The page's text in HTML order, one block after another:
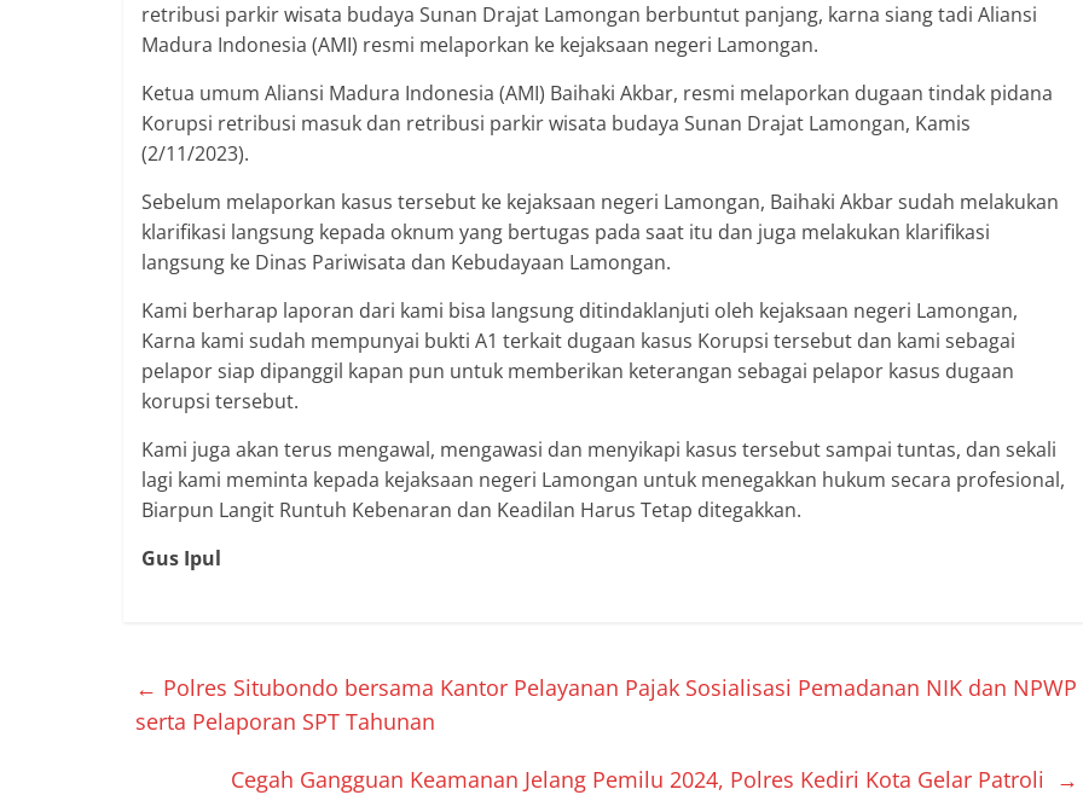
retribusi parkir wisata budaya Sunan Drajat Lamongan berbuntut panjang, karna siang tadi Aliansi
Madura Indonesia (AMI) resmi melaporkan ke kejaksaan negeri Lamongan.
Ketua umum Aliansi Madura Indonesia (AMI) Baihaki Akbar, resmi melaporkan dugaan tindak pidana
Korupsi retribusi masuk dan retribusi parkir wisata budaya Sunan Drajat Lamongan, Kamis
(2/11/2023).
Sebelum melaporkan kasus tersebut ke kejaksaan negeri Lamongan, Baihaki Akbar sudah melakukan
klarifikasi langsung kepada oknum yang bertugas pada saat itu dan juga melakukan klarifikasi
langsung ke Dinas Pariwisata dan Kebudayaan Lamongan.
Kami berharap laporan dari kami bisa langsung ditindaklanjuti oleh kejaksaan negeri Lamongan,
Karna kami sudah mempunyai bukti A1 terkait dugaan kasus Korupsi tersebut dan kami sebagai
pelapor siap dipanggil kapan pun untuk memberikan keterangan sebagai pelapor kasus dugaan
korupsi tersebut.
Kami juga akan terus mengawal, mengawasi dan menyikapi kasus tersebut sampai tuntas, dan sekali
lagi kami meminta kepada kejaksaan negeri Lamongan untuk menegakkan hukum secara profesional,
Biarpun Langit Runtuh Kebenaran dan Keadilan Harus Tetap ditegakkan.
Gus Ipul
← Polres Situbondo bersama Kantor Pelayanan Pajak Sosialisasi Pemadanan NIK dan NPWP
serta Pelaporan SPT Tahunan
Cegah Gangguan Keamanan Jelang Pemilu 2024, Polres Kediri Kota Gelar Patroli
→